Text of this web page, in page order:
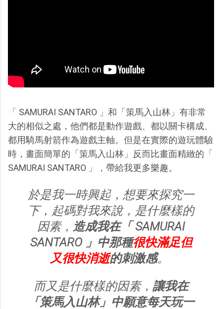
「 SAMURAI SANTARO 」和「策馬入山林」有非常
大的相似之處，他們都是動作遊戲、都以關卡構成、
都用騎馬射箭作為遊戲主軸。但是在實際的遊玩體驗
時，畫面簡單的「策馬入山林」反而比畫面精緻的「
SAMURAI SANTARO 」，帶給我更多樂趣。
於是我一時興起，想要來探究一
下，起碼對我來說，是什麼樣的
因素， 造成我在「 SAMURAI
SANTARO 」中那種很快滿足但
又很快消逝的刺激感。
而又是什麼樣的因素， 讓我在
「策馬入山林」中願意每天玩一